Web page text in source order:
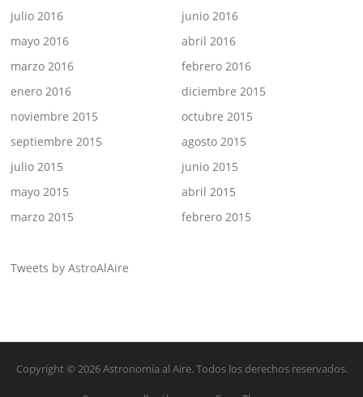
julio 2016
junio 2016
mayo 2016
abril 2016
marzo 2016
febrero 2016
enero 2016
diciembre 2015
noviembre 2015
octubre 2015
septiembre 2015
agosto 2015
julio 2015
junio 2015
mayo 2015
abril 2015
marzo 2015
febrero 2015
Tweets by AstroAlAire
Copyright © 2026 Astronomía al Aire. Todos los derechos reservados.